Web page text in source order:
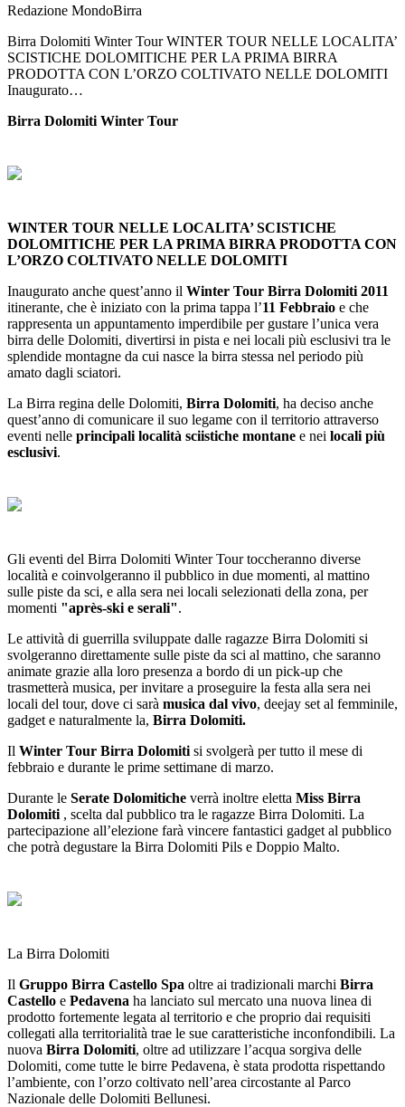
Redazione MondoBirra
Birra Dolomiti Winter Tour WINTER TOUR NELLE LOCALITA’
SCISTICHE DOLOMITICHE PER LA PRIMA BIRRA
PRODOTTA CON L’ORZO COLTIVATO NELLE DOLOMITI
Inaugurato…
Birra Dolomiti Winter Tour
WINTER TOUR NELLE LOCALITA’ SCISTICHE
DOLOMITICHE PER LA PRIMA BIRRA PRODOTTA CON
L’ORZO COLTIVATO NELLE DOLOMITI
Inaugurato anche quest’anno il Winter Tour Birra Dolomiti 2011
itinerante, che è iniziato con la prima tappa l’11 Febbraio e che
rappresenta un appuntamento imperdibile per gustare l’unica vera
birra delle Dolomiti, divertirsi in pista e nei locali più esclusivi tra le
splendide montagne da cui nasce la birra stessa nel periodo più
amato dagli sciatori.
La Birra regina delle Dolomiti, Birra Dolomiti, ha deciso anche
quest’anno di comunicare il suo legame con il territorio attraverso
eventi nelle principali località sciistiche montane e nei locali più
esclusivi.
Gli eventi del Birra Dolomiti Winter Tour toccheranno diverse
località e coinvolgeranno il pubblico in due momenti, al mattino
sulle piste da sci, e alla sera nei locali selezionati della zona, per
momenti "après-ski e serali".
Le attività di guerrilla sviluppate dalle ragazze Birra Dolomiti si
svolgeranno direttamente sulle piste da sci al mattino, che saranno
animate grazie alla loro presenza a bordo di un pick-up che
trasmetterà musica, per invitare a proseguire la festa alla sera nei
locali del tour, dove ci sarà musica dal vivo, deejay set al femminile,
gadget e naturalmente la, Birra Dolomiti.
Il Winter Tour Birra Dolomiti si svolgerà per tutto il mese di
febbraio e durante le prime settimane di marzo.
Durante le Serate Dolomitiche verrà inoltre eletta Miss Birra
Dolomiti , scelta dal pubblico tra le ragazze Birra Dolomiti. La
partecipazione all’elezione farà vincere fantastici gadget al pubblico
che potrà degustare la Birra Dolomiti Pils e Doppio Malto.
La Birra Dolomiti
Il Gruppo Birra Castello Spa oltre ai tradizionali marchi Birra
Castello e Pedavena ha lanciato sul mercato una nuova linea di
prodotto fortemente legata al territorio e che proprio dai requisiti
collegati alla territorialità trae le sue caratteristiche inconfondibili. La
nuova Birra Dolomiti, oltre ad utilizzare l’acqua sorgiva delle
Dolomiti, come tutte le birre Pedavena, è stata prodotta rispettando
l’ambiente, con l’orzo coltivato nell’area circostante al Parco
Nazionale delle Dolomiti Bellunesi.